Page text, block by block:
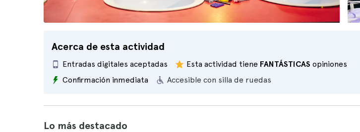
Acerca de esta actividad
Entradas digitales aceptadas
Accesible con silla de ruedas
Esta actividad tiene FANTÁSTICAS opiniones
Confirmación inmediata
Lo más destacado